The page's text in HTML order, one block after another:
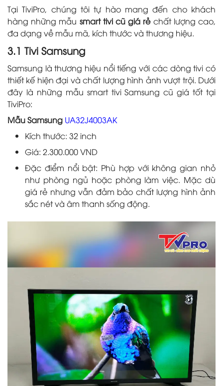
Tại TiviPro, chúng tôi tự hào mang đến cho khách
hàng những mẫu smart tivi cũ giá rẻ chất lượng cao,
đa dạng về mẫu mã, kích thước và thương hiệu.
3.1 Tivi Samsung
Samsung là thương hiệu nổi tiếng với các dòng tivi có
thiết kế hiện đại và chất lượng hình ảnh vượt trội. Dưới
đây là những mẫu smart tivi Samsung cũ giá tốt tại
TiviPro:
Mẫu Samsung UA32J4003AK
Kích thước: 32 inch
Giá: 2.300.000 VND
Đặc điểm nổi bật: Phù hợp với không gian nhỏ
như phòng ngủ hoặc phòng làm việc. Mặc dù
giá rẻ nhưng vẫn đảm bảo chất lượng hình ảnh
sắc nét và âm thanh sống động.